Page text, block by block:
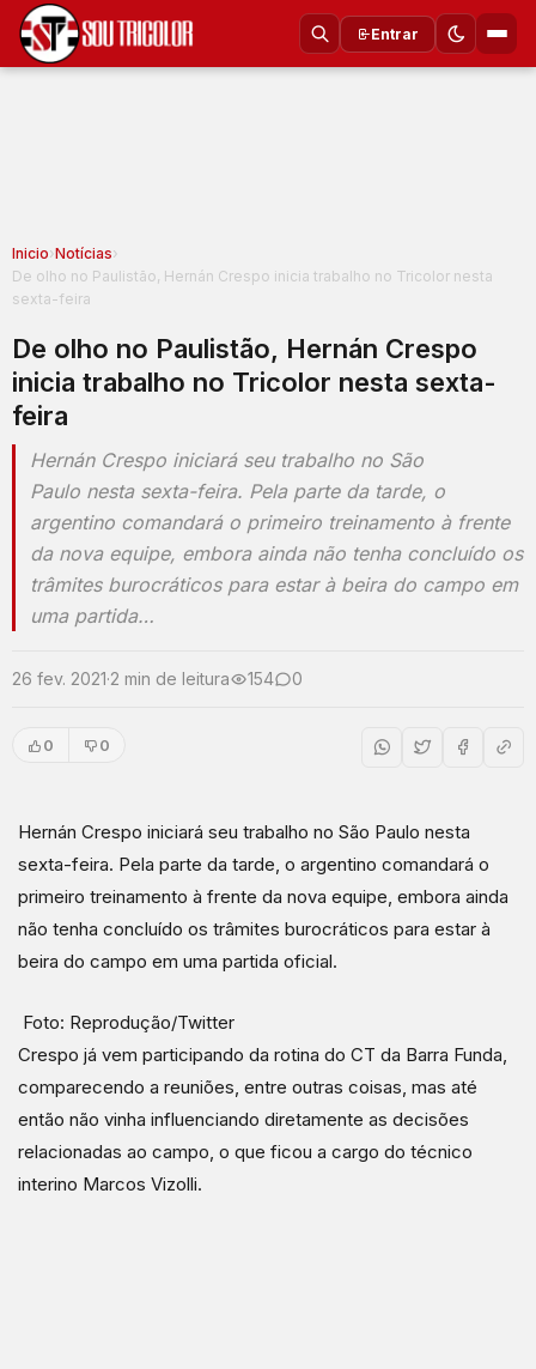
Entrar
Inicio›Notícias›
De olho no Paulistão, Hernán Crespo inicia trabalho no Tricolor nesta
sexta-feira
De olho no Paulistão, Hernán Crespo
inicia trabalho no Tricolor nesta sexta-
feira
Hernán Crespo iniciará seu trabalho no São
Paulo nesta sexta-feira. Pela parte da tarde, o
argentino comandará o primeiro treinamento à frente
da nova equipe, embora ainda não tenha concluído os
trâmites burocráticos para estar à beira do campo em
uma partida…
26 fev. 2021·2 min de leitura 154 0
0 0
Hernán Crespo iniciará seu trabalho no São Paulo nesta
sexta-feira. Pela parte da tarde, o argentino comandará o
primeiro treinamento à frente da nova equipe, embora ainda
não tenha concluído os trâmites burocráticos para estar à
beira do campo em uma partida oficial.
Foto: Reprodução/Twitter
Crespo já vem participando da rotina do CT da Barra Funda,
comparecendo a reuniões, entre outras coisas, mas até
então não vinha influenciando diretamente as decisões
relacionadas ao campo, o que ficou a cargo do técnico
interino Marcos Vizolli.